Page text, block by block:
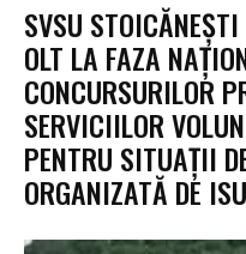
SVSU
OLT LA FAZA
CONCURSURILOR
SERVICIILOR
PENTRU SITUAȚII
ORGANIZATĂ DE